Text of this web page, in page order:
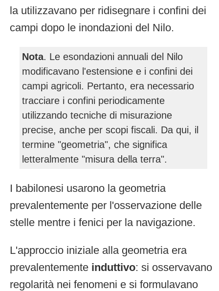
la utilizzavano per ridisegnare i confini dei
campi dopo le inondazioni del Nilo.
Nota. Le esondazioni annuali del Nilo
modificavano l'estensione e i confini dei
campi agricoli. Pertanto, era necessario
tracciare i confini periodicamente
utilizzando tecniche di misurazione
precise, anche per scopi fiscali. Da qui, il
termine "geometria", che significa
letteralmente "misura della terra".
I babilonesi usarono la geometria
prevalentemente per l'osservazione delle
stelle mentre i fenici per la navigazione.
L'approccio iniziale alla geometria era
prevalentemente induttivo: si osservavano
regolarità nei fenomeni e si formulavano